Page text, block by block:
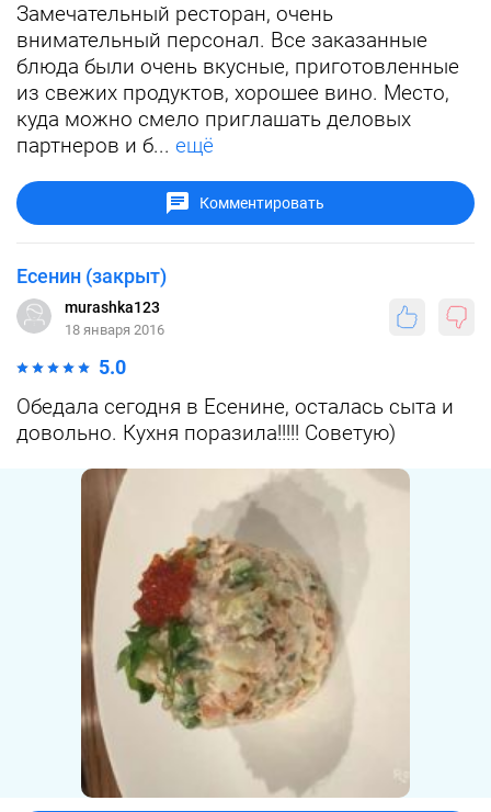
Замечательный ресторан, очень
внимательный персонал. Все заказанные
блюда были очень вкусные, приготовленные
из свежих продуктов, хорошее вино. Место,
куда можно смело приглашать деловых
партнеров и б... ещё
Комментировать
Есенин (закрыт)
murashka123
18 января 2016
5.0
Обедала сегодня в Есенине, осталась сыта и
довольно. Кухня поразила!!!!! Советую)